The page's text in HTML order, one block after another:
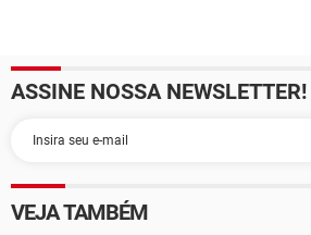
ASSINE NOSSA NEWSLETTER!
VEJA TAMBÉM